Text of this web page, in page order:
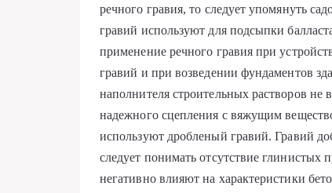
речного гравия, то следует упомянуть
гравий используют для подсыпки
применение речного гравия при
гравий и при возведении фундаментов
наполнителя строительных растворов не
надежного сцепления с вяжущим
используют дробленый гравий. Гравий
следует понимать отсутствие глинистых
негативно влияют на характеристики